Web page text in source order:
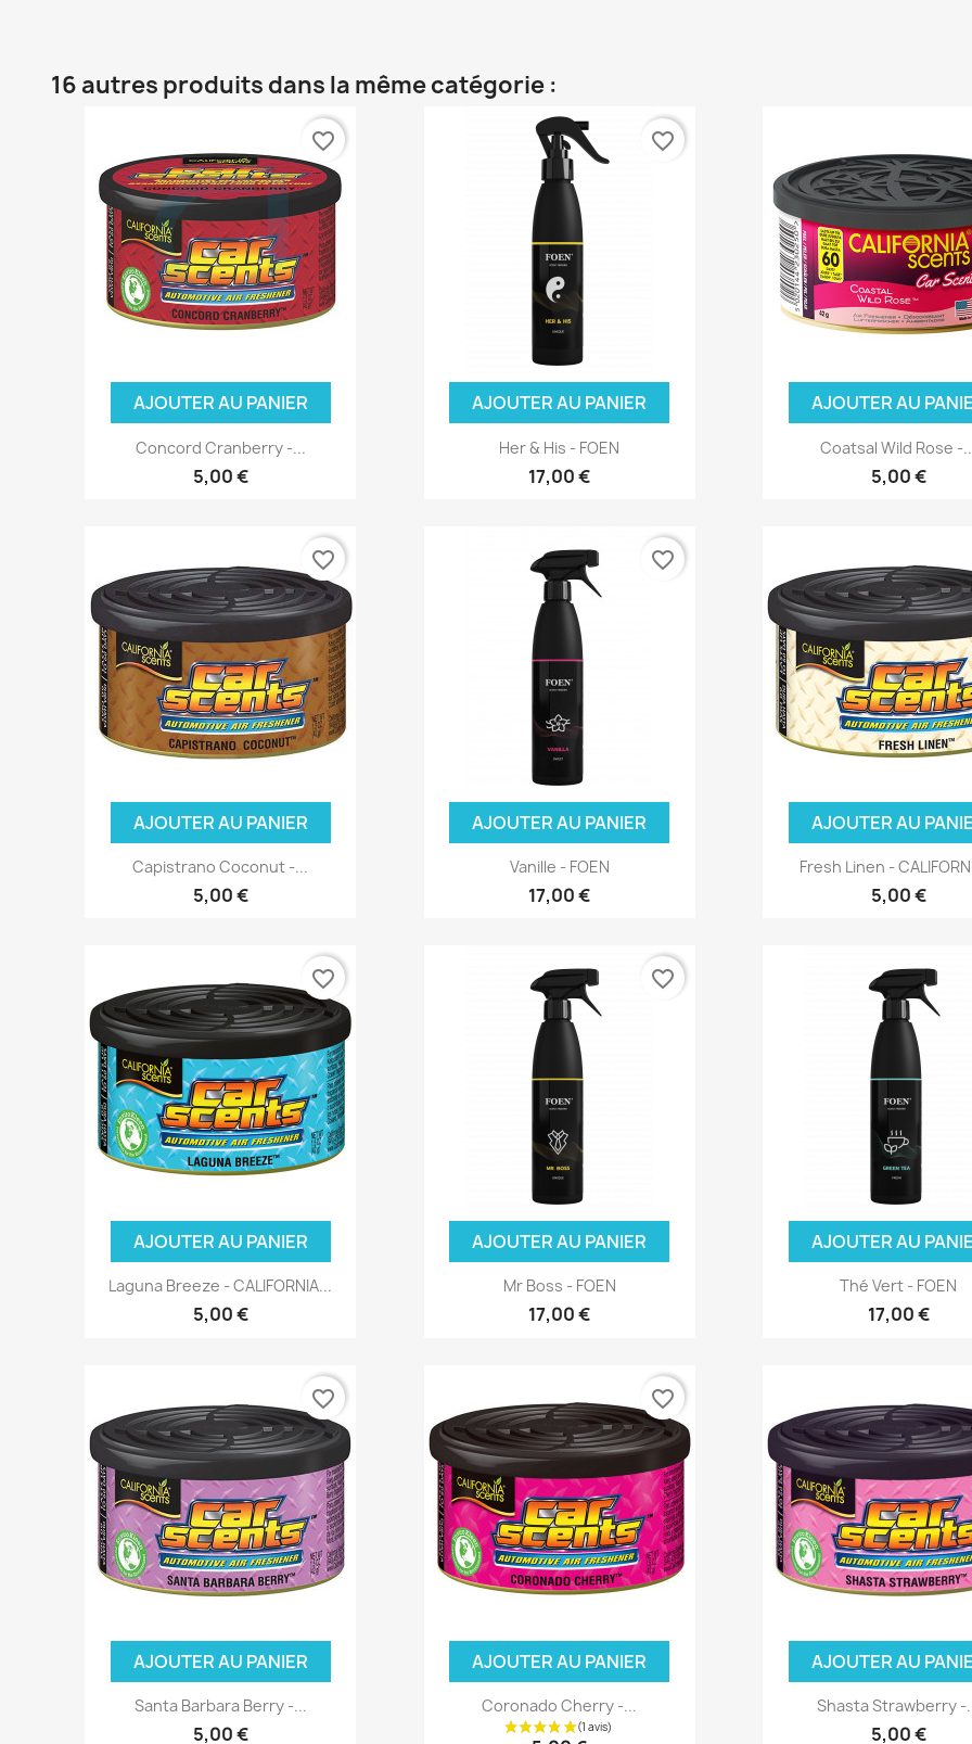
16 autres produits dans la même catégorie :
AJOUTER AU PANIER
Concord Cranberry -...
5,00 €
favorite_border
AJOUTER AU PANIER
Her & His - FOEN
17,00 €
favorite_border
AJOUTER AU
Coatsal Wild Rose -
5,00 €
AJOUTER AU PANIER
Capistrano Coconut -...
5,00 €
favorite_border
AJOUTER AU PANIER
Vanille - FOEN
17,00 €
favorite_border
AJOUTER AU
Fresh Linen -
5,00 €
AJOUTER AU PANIER
Laguna Breeze - CALIFORNIA...
5,00 €
favorite_border
AJOUTER AU PANIER
Mr Boss - FOEN
17,00 €
favorite_border
AJOUTER AU
Thé Vert - FOEN
17,00 €
AJOUTER AU PANIER
Santa Barbara Berry -...
5,00 €
favorite_border
AJOUTER AU PANIER
Coronado Cherry -...
favorite_border
AJOUTER AU
Shasta Strawberry -
5,00 €